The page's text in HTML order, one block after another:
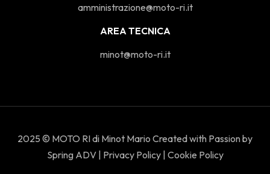
amministrazione@moto-ri.it
AREA TECNICA
minot@moto-ri.it
2025 © MOTO RI di Minot Mario Created with Passion by
Spring ADV| Privacy Policy| Cookie Policy